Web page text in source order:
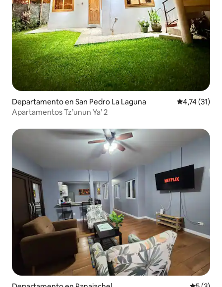
Departamento en San Pedro La Laguna Calificación
4,74 (31)
Apartamentos Tz’unun Ya’ 2